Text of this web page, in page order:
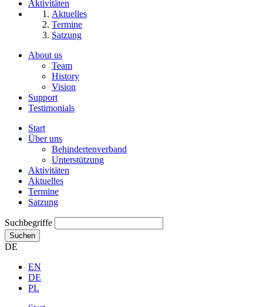
Aktivitäten
Aktuelles
Termine
Satzung
About us
Team
History
Vision
Support
Testimonials
Start
Über uns
Behindertenverband
Unterstützung
Aktivitäten
Aktuelles
Termine
Satzung
Suchbegriffe
Suchen
DE
EN
DE
PL